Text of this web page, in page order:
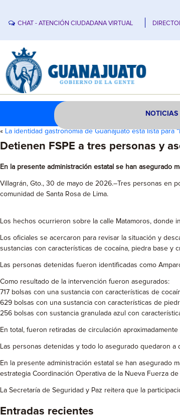
CHAT - ATENCIÓN CIUDADANA VIRTUAL
NOTICIAS
« La identidad gastronomía de Guanajuato está lista para
Detienen FSPE a tres personas y
En la presente administración estatal se han asegurado
Villagrán, Gto., 30 de mayo de 2026.–Tres personas en
comunidad de Santa Rosa de Lima.
Los hechos ocurrieron sobre la calle Matamoros, donde
Los oficiales se acercaron para revisar la situación y
sustancias con características de cocaína, piedra base y
Las personas detenidas fueron identificadas como
Como resultado de la intervención fueron asegurados:
717 bolsas con una sustancia con características de
629 bolsas con una sustancia con características de
256 bolsas con sustancia granulada azul con
En total, fueron retiradas de circulación
Las personas detenidas y todo lo asegurado quedaron
En la presente administración estatal se han asegurado
estrategia Coordinación Operativa de la Nueva Fuerza de
La Secretaría de Seguridad y Paz reitera que la
Entradas recientes